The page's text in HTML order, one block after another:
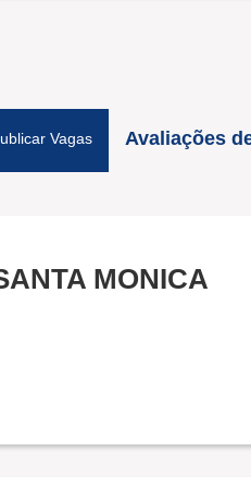
Vagas Avaliações
MONICA